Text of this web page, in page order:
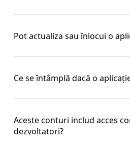
Pot actualiza sau înlocui o
Ce se întâmplă dacă o
Aceste conturi includ acces
dezvoltatori?